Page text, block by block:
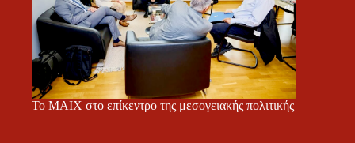
Το ΜΑΙΧ στο επίκεντρο της μεσογειακής πολιτικής